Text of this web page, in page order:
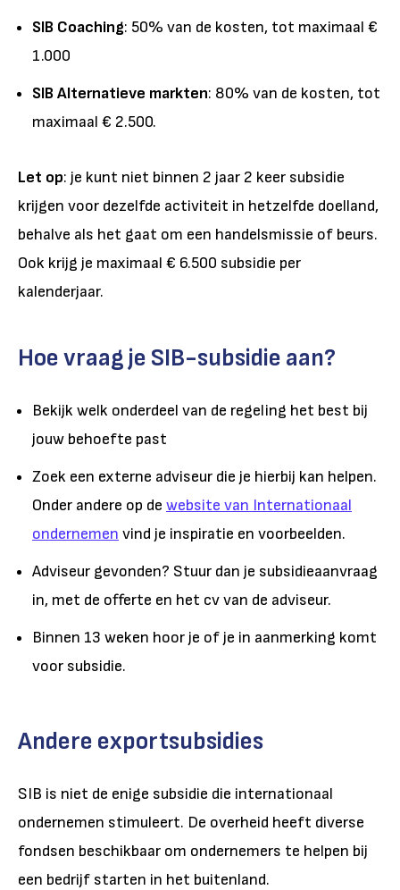
SIB Coaching: 50% van de kosten, tot maximaal €
1.000
SIB Alternatieve markten: 80% van de kosten, tot
maximaal € 2.500.
Let op: je kunt niet binnen 2 jaar 2 keer subsidie
krijgen voor dezelfde activiteit in hetzelfde doelland,
behalve als het gaat om een handelsmissie of beurs.
Ook krijg je maximaal € 6.500 subsidie per
kalenderjaar.
Hoe vraag je SIB-subsidie aan?
Bekijk welk onderdeel van de regeling het best bij
jouw behoefte past
Zoek een externe adviseur die je hierbij kan helpen.
Onder andere op de website van Internationaal
ondernemen vind je inspiratie en voorbeelden.
Adviseur gevonden? Stuur dan je subsidieaanvraag
in, met de offerte en het cv van de adviseur.
Binnen 13 weken hoor je of je in aanmerking komt
voor subsidie.
Andere exportsubsidies
SIB is niet de enige subsidie die internationaal
ondernemen stimuleert. De overheid heeft diverse
fondsen beschikbaar om ondernemers te helpen bij
een bedrijf starten in het buitenland.